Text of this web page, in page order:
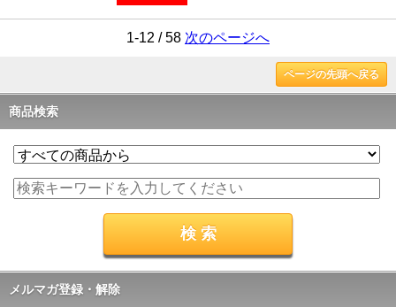
1-12 / 58 次のページへ
ページの先頭へ戻る
商品検索
メルマガ登録・解除